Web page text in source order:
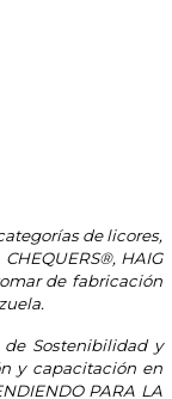
de licores,
HAIG
de fabricación
Sostenibilidad y
y capacitación en
PARA LA